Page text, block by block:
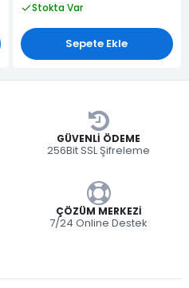
Stokta Var
Sepete Ekle
GÜVENLI ÖDEME
256Bit SSL Şifreleme
ÇÖZÜM MERKEZI
7/24 Online Destek